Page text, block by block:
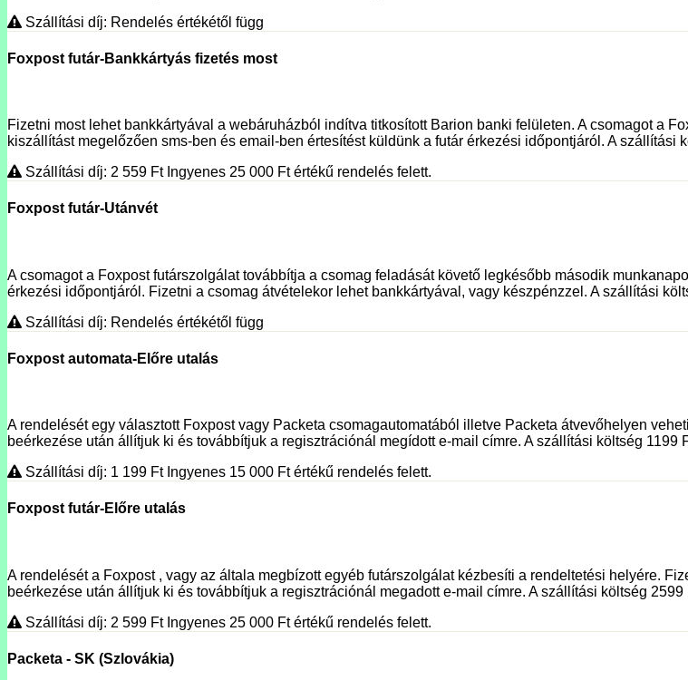
Szállítási díj: Rendelés értékétől függ
Foxpost futár-Bankkártyás fizetés most
Fizetni most lehet bankkártyával a webáruházból indítva titkosított Barion banki felületen. A csomagot a
kiszállítást megelőzően sms-ben és email-ben értesítést küldünk a futár érkezési időpontjáról. A szállítási
Szállítási díj: 2 559 Ft Ingyenes 25 000 Ftértékű rendelés felett.
Foxpost futár-Utánvét
A csomagot a Foxpost futárszolgálat továbbítja a csomag feladását követő legkésőbb második
érkezési időpontjáról. Fizetni a csomag átvételekor lehet bankkártyával, vagy készpénzzel. A szállítási
Szállítási díj: Rendelés értékétől függ
Foxpost automata-Előre utalás
A rendelését egy választott Foxpost vagy Packeta csomagautomatából illetve Packeta átvevőhelyen
beérkezése után állítjuk ki és továbbítjuk a regisztrációnál megídott e-mail címre. A szállítási költség 1199
Szállítási díj: 1 199 Ft Ingyenes 15 000 Ftértékű rendelés felett.
Foxpost futár-Előre utalás
A rendelését a Foxpost , vagy az általa megbízott egyéb futárszolgálat kézbesíti a rendeltetési helyére.
beérkezése után állítjuk ki és továbbítjuk a regisztrációnál megadott e-mail címre. A szállítási költség 2599
Szállítási díj: 2 599 Ft Ingyenes 25 000 Ftértékű rendelés felett.
Packeta - SK (Szlovákia)